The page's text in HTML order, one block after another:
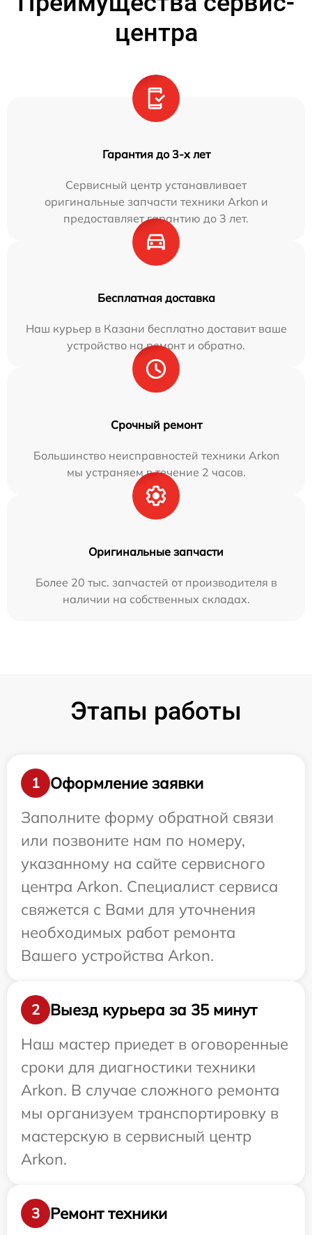
центра
Гарантия до 3-х лет
Сервисный центр устанавливает
оригинальные запчасти техники Arkon и
предоставляет гарантию до 3 лет.
Бесплатная доставка
Наш курьер в Казани бесплатно доставит ваше
устройство на ремонт и обратно.
Срочный ремонт
Большинство неисправностей техники Arkon
мы устраняем в течение 2 часов.
Оригинальные запчасти
Более 20 тыс. запчастей от производителя в
наличии на собственных складах.
Этапы работы
1
Оформление заявки
Заполните форму обратной связи
или позвоните нам по номеру,
указанному на сайте сервисного
центра Arkon. Специалист сервиса
свяжется с Вами для уточнения
необходимых работ ремонта
Вашего устройства Arkon.
2
Выезд курьера за 35 минут
Наш мастер приедет в оговоренные
сроки для диагностики техники
Arkon. В случае сложного ремонта
мы организуем транспортировку в
мастерскую в сервисный центр
Arkon.
3 Ремонт техники